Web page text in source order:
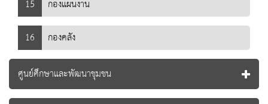
15
กองแผนงาน
16
กองคลัง
ศูนย์ศึกษาและพัฒนาชุมชน